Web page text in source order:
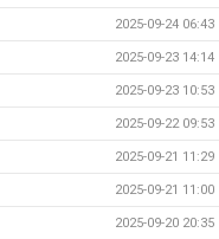
2025-09-24 06:43
2025-09-23 14:14
2025-09-23 10:53
2025-09-22 09:53
2025-09-21 11:29
2025-09-21 11:00
2025-09-20 20:35